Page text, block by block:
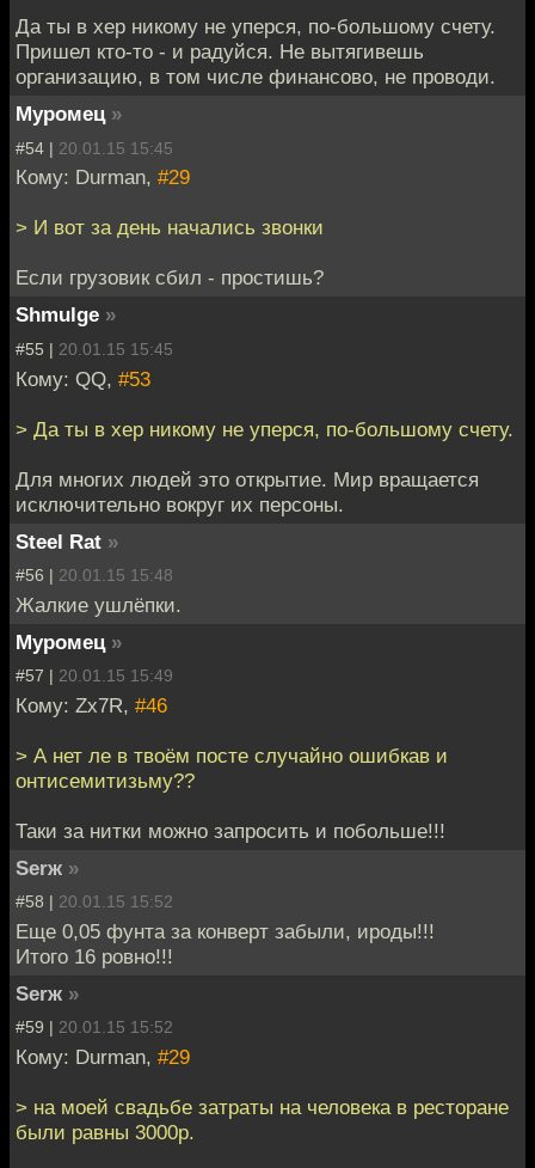
Да ты в хер никому не уперся, по-большому счету.
Пришел кто-то - и радуйся. Не вытягивешь
организацию, в том числе финансово, не проводи.
Муромец »
#54 | 20.01.15 15:45
Кому: Durman, #29
> И вот за день начались звонки
Если грузовик сбил - простишь?
Shmulge »
#55 | 20.01.15 15:45
Кому: QQ, #53
> Да ты в хер никому не уперся, по-большому счету.
Для многих людей это открытие. Мир вращается
исключительно вокруг их персоны.
Steel Rat »
#56 | 20.01.15 15:48
Жалкие ушлёпки.
Муромец »
#57 | 20.01.15 15:49
Кому: Zx7R, #46
> А нет ле в твоём посте случайно ошибкав и
онтисемитизьму??
Таки за нитки можно запросить и побольше!!!
Serж »
#58 | 20.01.15 15:52
Еще 0,05 фунта за конверт забыли, ироды!!!
Итого 16 ровно!!!
Serж »
#59 | 20.01.15 15:52
Кому: Durman, #29
> на моей свадьбе затраты на человека в ресторане
были равны 3000р.